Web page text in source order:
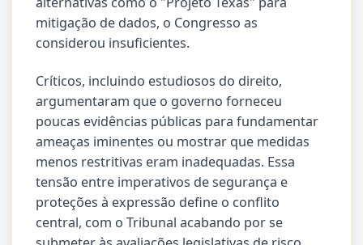
mitigação de dados, o Congresso as
considerou insuficientes.
Críticos, incluindo estudiosos do direito,
argumentaram que o governo forneceu
poucas evidências públicas para fundamentar
ameaças iminentes ou mostrar que medidas
menos restritivas eram inadequadas. Essa
tensão entre imperativos de segurança e
proteções à expressão define o conflito
central, com o Tribunal acabando por se